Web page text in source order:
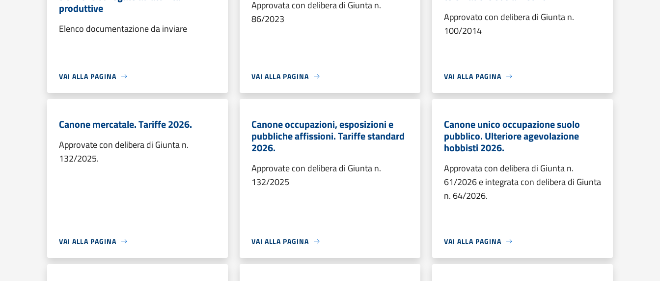
produttive
Elenco documentazione da inviare
VAI ALLA PAGINA
Approvata con delibera di Giunta n.
86/2023
VAI ALLA PAGINA
Approvato con delibera di Giunta n.
100/2014
VAI ALLA PAGINA
Canone mercatale. Tariffe 2026.
Approvate con delibera di Giunta n.
132/2025.
VAI ALLA PAGINA
Canone occupazioni, esposizioni e
pubbliche affissioni. Tariffe standard
2026.
Approvate con delibera di Giunta n.
132/2025
VAI ALLA PAGINA
Canone unico occupazione suolo
pubblico. Ulteriore agevolazione
hobbisti 2026.
Approvata con delibera di Giunta n.
61/2026 e integrata con delibera di Giunta
n. 64/2026.
VAI ALLA PAGINA